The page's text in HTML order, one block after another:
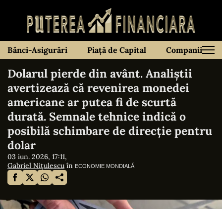
Bănci-Asigurări Piață de Capital Companii
Dolarul pierde din avânt. Analiștii
avertizează că revenirea monedei
americane ar putea fi de scurtă
durată. Semnale tehnice indică o
posibilă schimbare de direcție pentru
dolar
03 iun. 2026, 17:11,
Gabriel Nițulescu în ECONOMIE MONDIALĂ